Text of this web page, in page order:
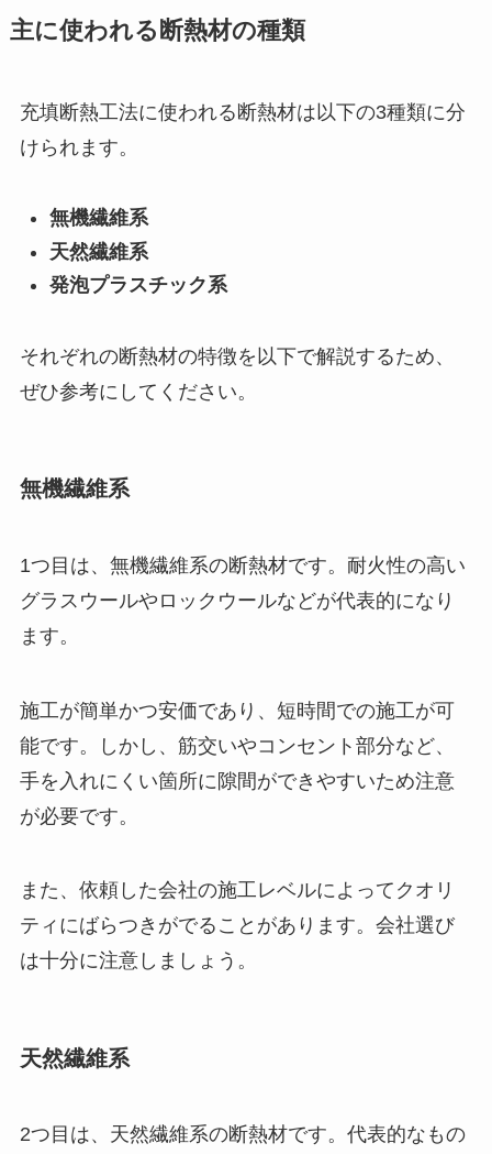
主に使われる断熱材の種類
充填断熱工法に使われる断熱材は以下の3種類に分
けられます。
無機繊維系
天然繊維系
発泡プラスチック系
それぞれの断熱材の特徴を以下で解説するため、
ぜひ参考にしてください。
無機繊維系
1つ目は、無機繊維系の断熱材です。耐火性の高い
グラスウールやロックウールなどが代表的になり
ます。
施工が簡単かつ安価であり、短時間での施工が可
能です。しかし、筋交いやコンセント部分など、
手を入れにくい箇所に隙間ができやすいため注意
が必要です。
また、依頼した会社の施工レベルによってクオリ
ティにばらつきがでることがあります。会社選び
は十分に注意しましょう。
天然繊維系
2つ目は、天然繊維系の断熱材です。代表的なもの